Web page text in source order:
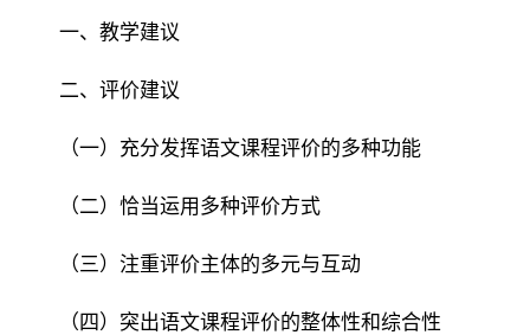
一、教学建议
二、评价建议
（一）充分发挥语文课程评价的多种功能
（二）恰当运用多种评价方式
（三）注重评价主体的多元与互动
（四）突出语文课程评价的整体性和综合性